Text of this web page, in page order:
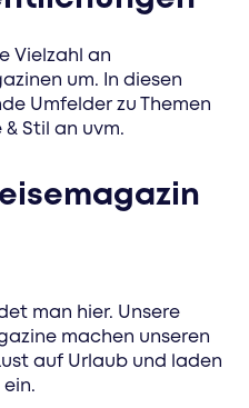
Vielzahl an
um. In diesen
Umfelder zu Themen
& Stil an uvm.
man hier. Unsere
machen unseren
auf Urlaub und laden
ein.